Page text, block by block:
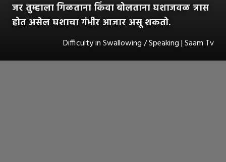
जर तुम्हाला गिळताना किंवा बोलताना घशाजवळ त्रास
होत असेल घशाचा गंभीर आजार असू शकतो.
Difficulty in Swallowing / Speaking | Saam Tv